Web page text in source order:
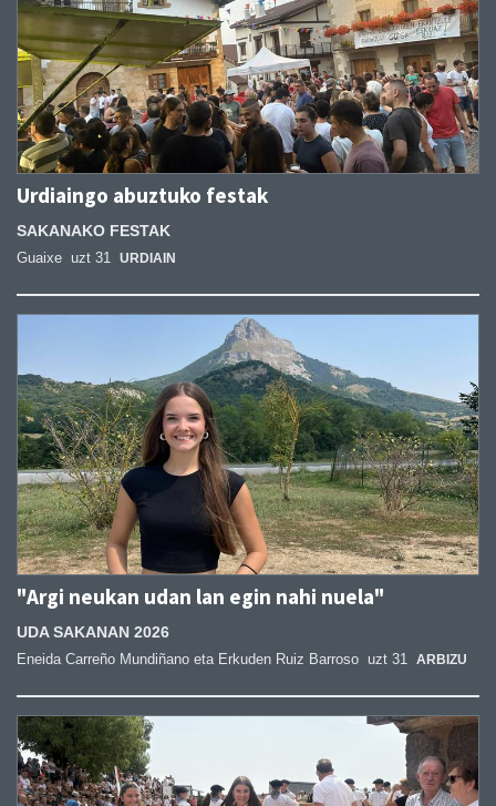
Urdiaingo abuztuko festak
SAKANAKO FESTAK
Guaixe uzt 31 URDIAIN
"Argi neukan udan lan egin nahi nuela"
UDA SAKANAN 2026
Eneida Carreño Mundiñano eta Erkuden Ruiz Barroso uzt 31 ARBIZU